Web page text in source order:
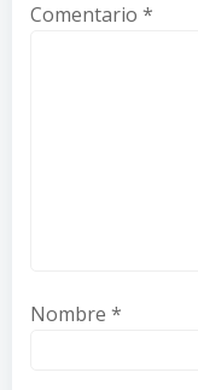
Comentario *
Nombre *